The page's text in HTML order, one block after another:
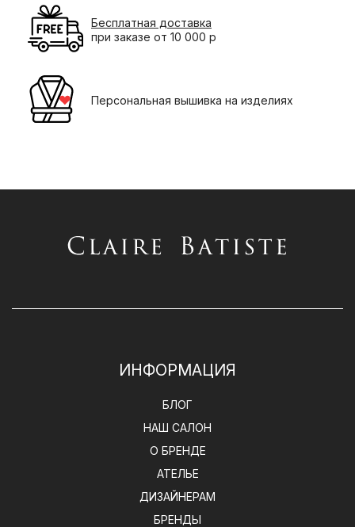
Бесплатная доставка
при заказе от 10 000 р
Персональная вышивка на изделиях
ИНФОРМАЦИЯ
БЛОГ
НАШ САЛОН
О БРЕНДЕ
АТЕЛЬЕ
ДИЗАЙНЕРАМ
БРЕНДЫ